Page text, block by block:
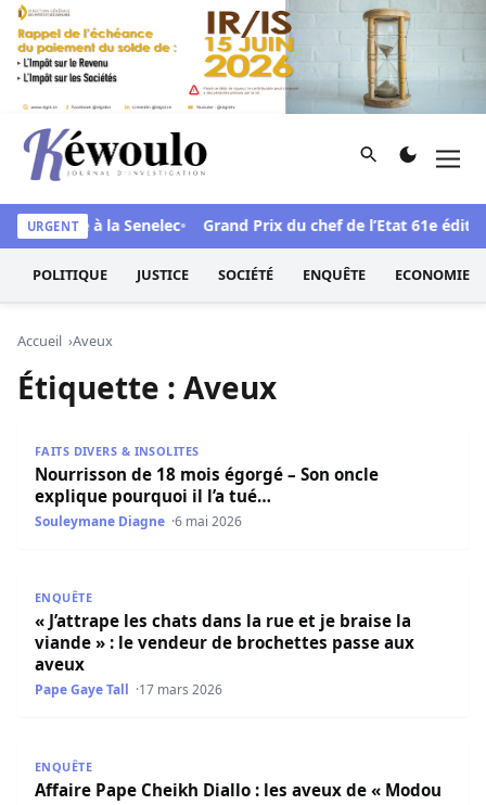
Aller au contenu
Kéwoulo, le premier site d'information et d'investigation
Rechercher
URGENT
face à la Senelec Grand Prix du chef de l’Etat 61e
POLITIQUE JUSTICE SOCIÉTÉ ENQUÊTE ECONOMIE
Accueil Aveux
Étiquette : Aveux
FAITS DIVERS & INSOLITES
Nourrisson de 18 mois égorgé – Son oncle
explique pourquoi il l’a tué…
Souleymane Diagne 6 mai 2026
ENQUÊTE
« J’attrape les chats dans la rue et je braise la
viande » : le vendeur de brochettes passe aux
aveux
Pape Gaye Tall 17 mars 2026
ENQUÊTE
Affaire Pape Cheikh Diallo : les aveux de « Modou